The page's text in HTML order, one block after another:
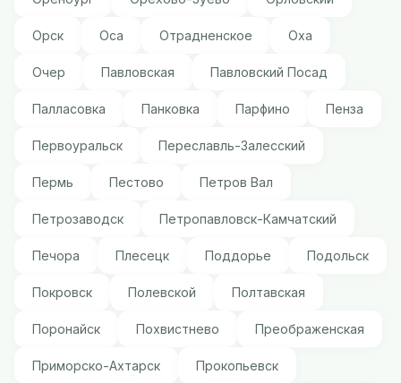
Орск Оса Отрадненское Оха
Очер Павловская Павловский Посад
Палласовка Панковка Парфино Пенза
Первоуральск Переславль-Залесский
Пермь Пестово Петров Вал
Петрозаводск Петропавловск-Камчатский
Печора Плесецк Поддорье Подольск
Покровск Полевской Полтавская
Поронайск Похвистнево Преображенская
Приморско-Ахтарск Прокопьевск